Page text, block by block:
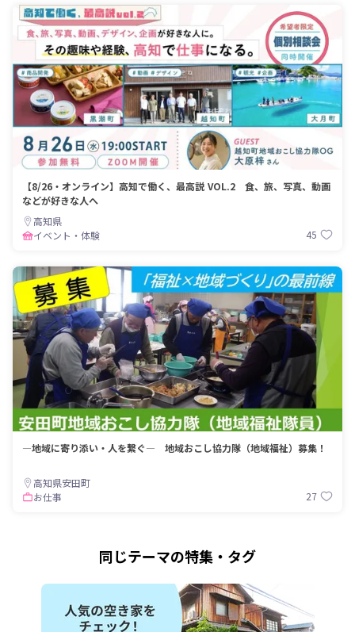
【8/26・オンライン】高知で働く、最高説 VOL.2 食、旅、写真、動画
などが好きな人へ
高知県
イベント・体験
45
―地域に寄り添い・人を繋ぐ― 地域おこし協力隊（地域福祉）募集！
高知県安田町
お仕事
27
同じテーマの特集・タグ